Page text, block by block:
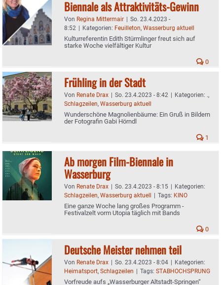
Biennale als Attraktivitäts-Gewinn
Von Regina Mittermair | So. 23.4.2023 -
8:52 | Kategorien: Feuilleton, Wasserburg aktuell
Kulturreferentin Edith Stürmlinger freut sich auf
starke Woche vielfältiger Kultur
0
Frühling in der Stadt
Von Renate Drax | So. 23.4.2023 - 8:42 | Kategorien: .,
Schlagzeilen, Wasserburg aktuell
Wunderschöne Magnolienbäume: Ein Gruß in Bildern
der Fotografin Gabi Hörndl
1
Ab morgen Film-Biennale in
Wasserburg
Von Renate Drax | So. 23.4.2023 - 8:15 | Kategorien:
Schlagzeilen, Wasserburg aktuell | Tags: KINO
Eine ganze Woche lang großes Programm -
Festivalzelt vorm Utopia täglich mit Bands
0
Deutsche Meister nehmen teil
Von Renate Drax | So. 23.4.2023 - 8:04 | Kategorien:
Heimatsport, Schlagzeilen | Tags: STABHOCHSPRUNG
Vorfreude aufs „Wasserburger Altstadt-Springen“